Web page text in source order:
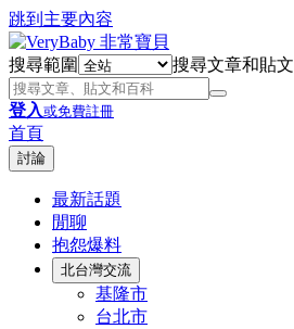
跳到主要內容
搜尋範圍 搜尋文章和貼文
登入或免費註冊
首頁
討論
最新話題
閒聊
抱怨爆料
北台灣交流
基隆市
台北市